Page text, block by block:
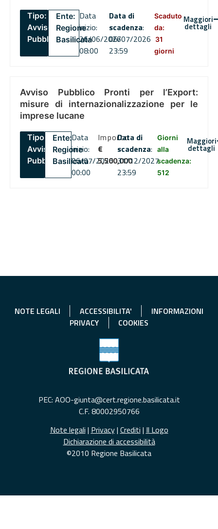
Tipo:
Avviso
Pubblico
Ente:
Regione
Basilicata
Data
inizio:
26/06/2026
08:00
Data di
scadenza:
06/07/2026
23:59
Scaduto
da:
31
giorni
Maggiori
dettagli
Avviso Pubblico Pronti per l’Export:
misure di internazionalizzazione per le
imprese lucane
Tipo:
Avviso
Pubblico
Ente:
Regione
Basilicata
Data
inizio:
06/07/2026
00:00
Importo
€
5,500,000
Data di
scadenza:
31/12/2027
23:59
Giorni
alla
scadenza:
512
Maggiori
dettagli
NOTE LEGALI ACCESSIBILITA'
INFORMAZIONI
PRIVACY
COOKIES
PEC: AOO-giunta@cert.regione.basilicata.it
C.F. 80002950766
Note legali | Privacy| Crediti | Il Logo
Dichiarazione di accessibilità
©2010 Regione Basilicata